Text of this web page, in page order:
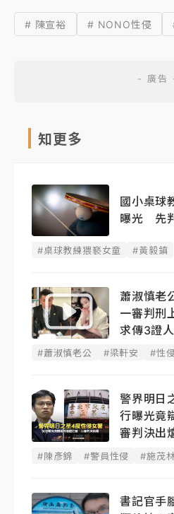
# 陳宣裕 # NONO性侵
知更多
國小桌球
曝光 先
#桌球教練猥褻女童 #黃毅鎮
蕭淑慎老
一審判刑
求傳3證人
#蕭淑慎老公 #梁軒安 #性
警界明日
行曝光竟
審判決出
#陳彥錦 #警員性侵 #施茂
書記官手